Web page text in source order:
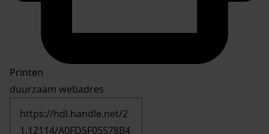
Printen
duurzaam webadres